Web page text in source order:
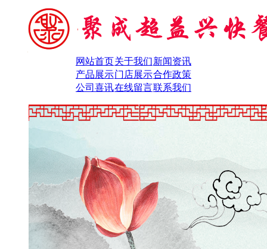
网站首页关于我们新闻资讯
产品展示门店展示合作政策
公司喜讯在线留言联系我们